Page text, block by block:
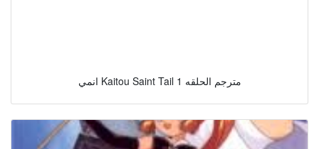
انمي Kaitou Saint Tail مترجم الحلقه 1